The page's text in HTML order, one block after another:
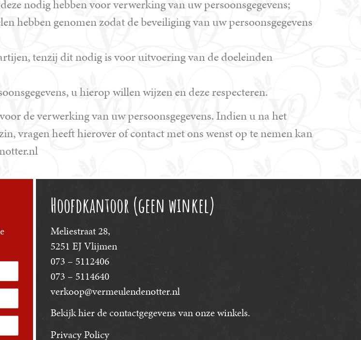
nodig hebben voor verwerking van uw persoonsgegevens;
hebben genomen zodat de beveiliging van uw persoonsgegevens
tenzij dit nodig is voor uitvoering van de doeleinden
u hierop willen wijzen en deze respecteren.
de verwerking van uw persoonsgegevens. Indien u na het
vragen heeft hierover of contact met ons wenst op te nemen kan
Hoofdkantoor (geen winkel)
Meliestraat 28,
5251 EJ Vlijmen
073 – 5112406
073 – 5114640
verkoop@vermeulendenotter.nl
Bekijk hierde contactgegevens van onze winkels.
Privacy Policy